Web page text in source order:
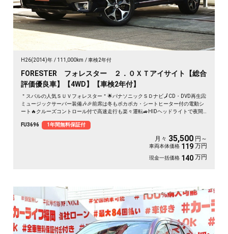
H26(2014)年 111,000km 車検2年付
FORESTER フォレスター ２．０ＸＴアイサイト【総合
評価優良車】【4WD】【車検2年付】
＂スバルの人気ＳＵＶフォレスター＂🌟パナソニックＳＤナビ🗾CD・DVD再生📀
ミュージックサーバー装備🎶🎉前席は冬もポカポカ・シートヒーター付の電動シ
ート🔥クルーズコントロール付で高速走行も楽々運転🚙HIDヘッドライトで夜間
FU3696
1年間無料保証付
月々 35,500 円～
車両本体価格 119 万円
現金一括価格 140 万円